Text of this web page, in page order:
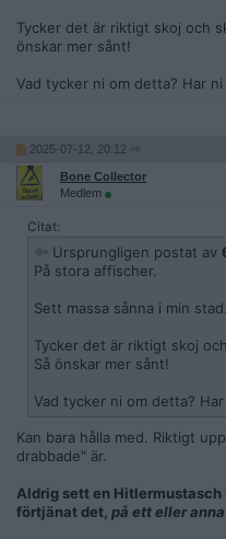
Tycker det är riktigt skoj och
önskar mer sånt!
Vad tycker ni om detta? Har
2025-07-12, 20:12
Bone Collector
Medlem
Citat:
Ursprungligen postat av
På stora affischer.
Sett massa sånna i min
Tycker det är riktigt skoj
Så önskar mer sånt!
Vad tycker ni om detta?
Kan bara hålla med. Riktigt
drabbade" är.
Aldrig sett en Hitlermustasch
förtjänat det, på ett eller